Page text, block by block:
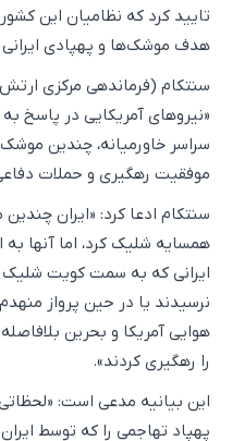
تایید کرد که نظامیان این
هدف موشک‌ها و پهپادی ایرانی
سنتکام (فرماندهی مرکزی
«نیروهای آمریکایی در پاسخ
سراسر خاورمیانه، چندین موشک
موفقیت رهگیری و حملات
سنتکام ادعا کرد: «ایران
همسایه شلیک کرد، اما آنها
ایرانی که به سمت کویت
نرسیدند یا در حین پرواز
هوایی آمریکا و بحرین
را رهگیری کردند».
این بیانیه مدعی است:
پهپاد تهاجمی را که توسط